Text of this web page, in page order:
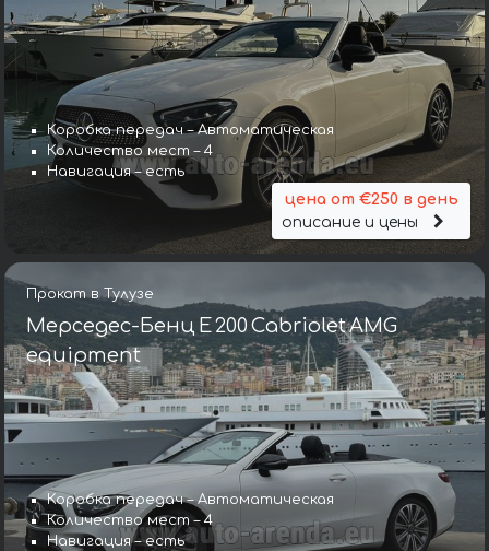
Коробка передач – Автоматическая
Количество мест – 4
Навигация – есть
цена от €250 в день
описание и цены
Прокат в Тулузе
Мерседес-Бенц E 200 Cabriolet AMG
equipment
Коробка передач – Автоматическая
Количество мест – 4
Навигация – есть